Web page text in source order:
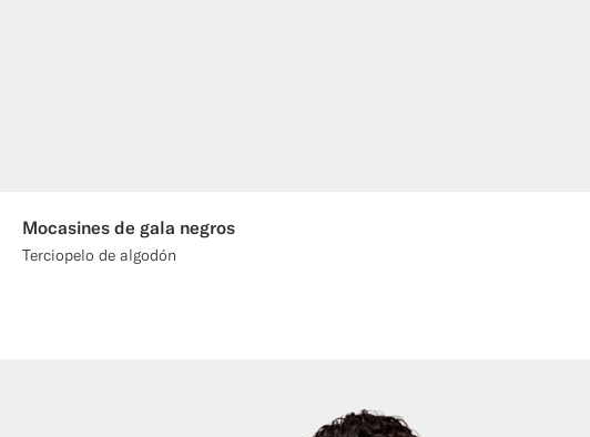
Mocasines de gala negros
Terciopelo de algodón